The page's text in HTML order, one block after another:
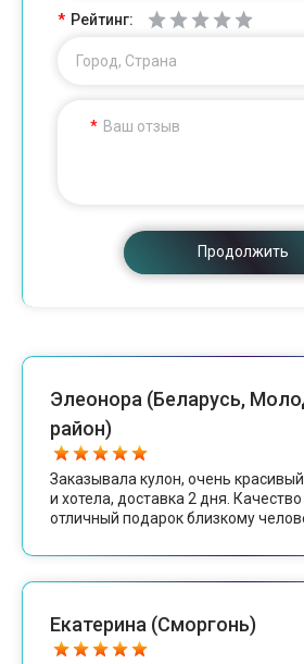
Рейтинг:
Город, Страна
Ваш отзыв
Продолжить
Элеонора (Беларусь,
район)
Заказывала кулон, очень
и хотела, доставка 2 дня.
отличный подарок близкому
Екатерина (Сморгонь)